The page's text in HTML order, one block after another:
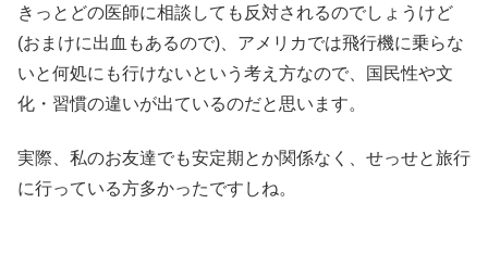
きっとどの医師に相談しても反対されるのでしょうけど
(おまけに出血もあるので)、アメリカでは飛行機に乗らな
いと何処にも行けないという考え方なので、国民性や文
化・習慣の違いが出ているのだと思います。
実際、私のお友達でも安定期とか関係なく、せっせと旅行
に行っている方多かったですしね。